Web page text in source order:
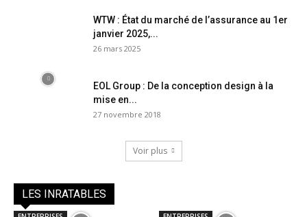
WTW : État du marché de l’assurance au 1er
janvier 2025,...
26 mars 2025
EOL Group : De la conception design à la
mise en...
27 novembre 2018
Voir plus
LES INRATABLES